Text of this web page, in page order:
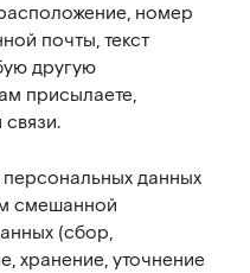
номер
почты, текст
другую
присылаете,
данных
смешанной
(сбор,
хранение, уточнение